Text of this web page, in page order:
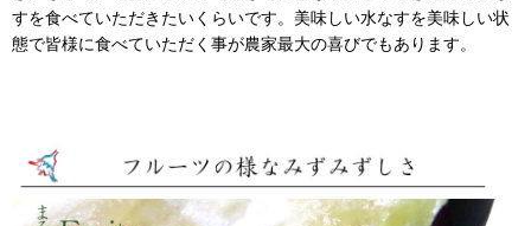
すを食べていただきたいくらいです。美味しい水なすを美味しい状
態で皆様に食べていただく事が農家最大の喜びでもあります。